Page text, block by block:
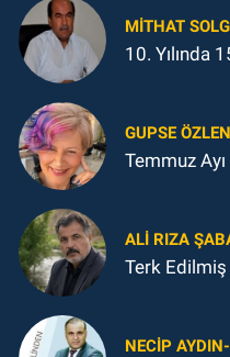
MITHAT
10. Yılında
GUPSE ÖZLEN
Temmuz Ayı
ALI RIZA
Terk Edilmiş
NECIP